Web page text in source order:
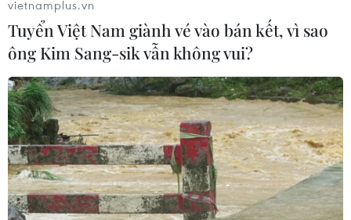
Đắk Nông: Sập bờ kè trụ sở Phòng Cảnh
sát giao thông, 1 người tử vong
28/09/2020 05:02
Tai nạn xảy ra khi một nhóm công nhân gồm 6 người
đang làm việc ở sát bờ kè phía ngoài trụ sở Phòng
vietnamplus.vn
Tuyển Việt Nam giành vé vào bán kết, vì sao
ông Kim Sang-sik vẫn không vui?